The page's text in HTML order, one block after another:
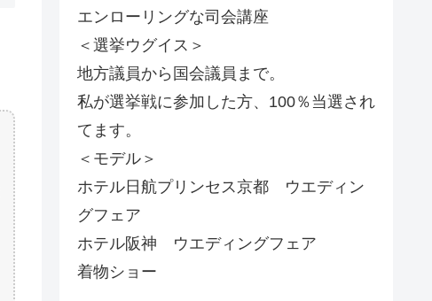
エンローリングな司会講座
＜選挙ウグイス＞
地方議員から国会議員まで。
私が選挙戦に参加した方、100％当選され
てます。
＜モデル＞
ホテル日航プリンセス京都 ウエディン
グフェア
ホテル阪神 ウエディングフェア
着物ショー